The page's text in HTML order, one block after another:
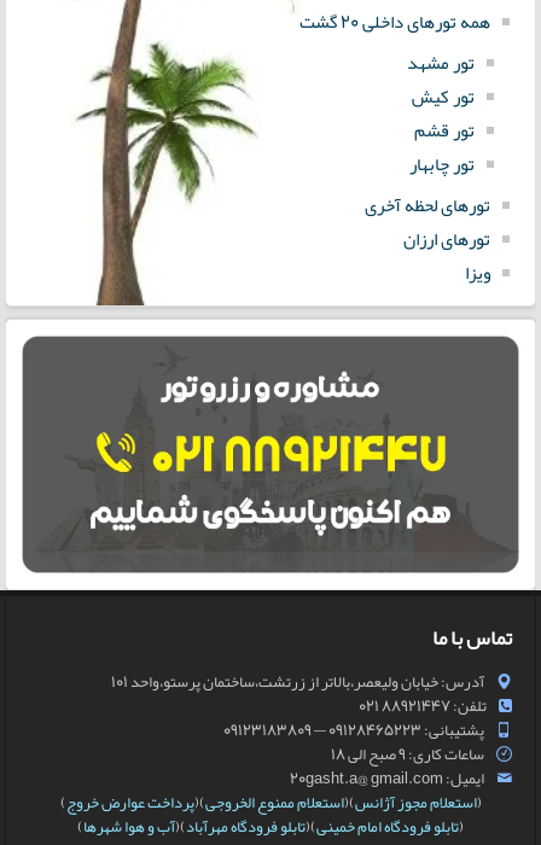
همه تورهای داخلی 20 گشت
تور مشهد
تور کیش
تور قشم
تور چابهار
تورهای لحظه آخری
تورهای ارزان
ویزا
تماس با ما
آدرس: خیابان ولیعصر،بالاتر از زرتشت،ساختمان پرستو،واحد 101
تلفن: 88921447 021
پشتیبانی: 09128465223 — 09123183809
ساعات کاری: 9 صبح الی 18
ایمیل: 20gasht.a@ gmail.com
(استعلام مجوز آژانس)(استعلام ممنوع الخروجی)(پرداخت عوارض خروج)
(تابلو فرودگاه امام خمینی)(تابلو فرودگاه مهرآباد)(آب و هوا شهرها)